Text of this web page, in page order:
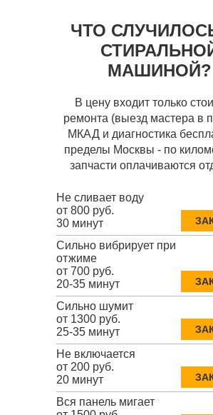
ЧТО
МАШИНОЙ?
В цену входит только
ремонта (выезд мастера в
МКАД и диагностика
пределы Москвы - по
запчасти оплачиваются
Не сливает воду
от 800 руб.
30 минут
Сильно вибрирует при
отжиме
от 700 руб.
20-35 минут
Сильно шумит
от 1300 руб.
25-35 минут
Не включается
от 200 руб.
20 минут
Вся панель мигает